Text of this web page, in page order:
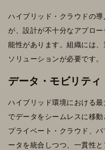
ハイブリッド・クラウドの
が、設計が不十分なアプロ
能性があります。組織には
ソリューションが必要です。
データ・モビリティ
ハイブリッド環境における
でデータをシームレスに移
プライベート・クラウド、
ータを統合しつつ、一貫性